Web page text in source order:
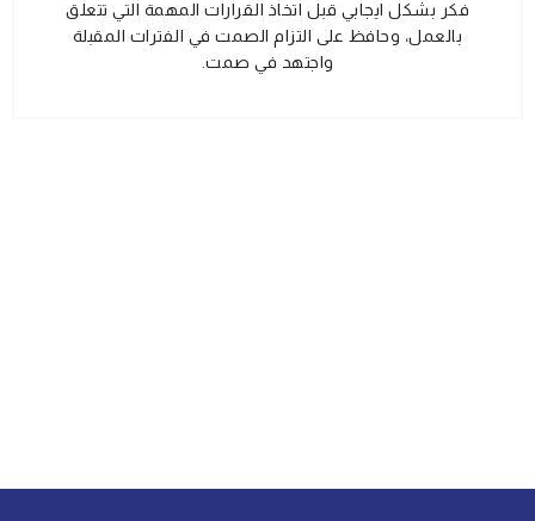
فكر بشكل ايجابي قبل اتخاذ القرارات المهمة التي تتعلق
بالعمل، وحافظ على التزام الصمت في الفترات المقبلة
واجتهد في صمت.